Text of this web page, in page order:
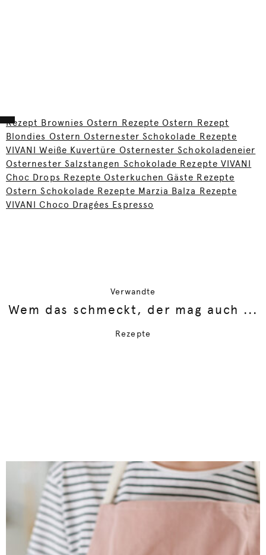
Rezept Brownies Ostern Rezepte Ostern Rezept
Blondies Ostern Osternester Schokolade Rezepte
VIVANI Weiße Kuvertüre Osternester Schokoladeneier
Osternester Salzstangen Schokolade Rezepte VIVANI
Choc Drops Rezepte Osterkuchen Gäste Rezepte
Ostern Schokolade Rezepte Marzia Balza Rezepte
VIVANI Choco Dragées Espresso
Verwandte
Wem das schmeckt, der mag auch ...
Rezepte